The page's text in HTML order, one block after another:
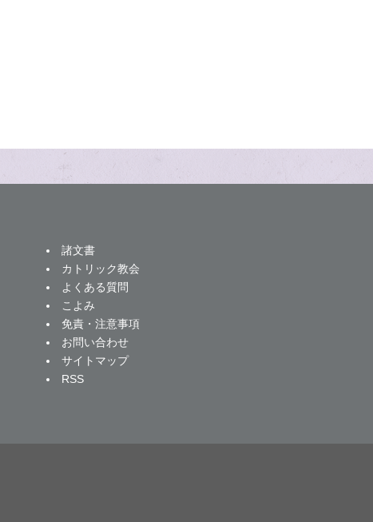
諸文書
カトリック教会
よくある質問
こよみ
免責・注意事項
お問い合わせ
サイトマップ
RSS